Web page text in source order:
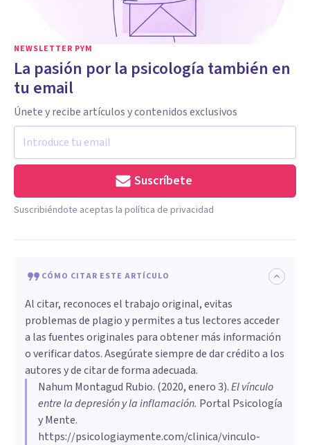
NEWSLETTER PYM
La pasión por la psicología también en
tu email
Únete y recibe artículos y contenidos exclusivos
Suscríbete
Suscribiéndote aceptas la política de privacidad
CÓMO CITAR ESTE ARTÍCULO
Al citar, reconoces el trabajo original, evitas
problemas de plagio y permites a tus lectores acceder
a las fuentes originales para obtener más información
o verificar datos. Asegúrate siempre de dar crédito a los
autores y de citar de forma adecuada.
Nahum Montagud Rubio. (2020, enero 3).El vínculo
entre la depresión y la inflamación. Portal Psicología
y Mente.
https://psicologiaymente.com/clinica/vinculo-